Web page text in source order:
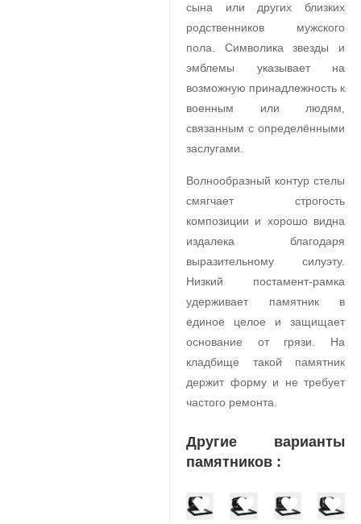
сына или других близких
родственников мужского
пола. Символика звезды и
эмблемы указывает на
возможную принадлежность к
военным или людям,
связанным с определёнными
заслугами.
Волнообразный контур стелы
смягчает строгость
композиции и хорошо видна
издалека благодаря
выразительному силуэту.
Низкий постамент-рамка
удерживает памятник в
единое целое и защищает
основание от грязи. На
кладбище такой памятник
держит форму и не требует
частого ремонта.
Другие варианты
памятников :